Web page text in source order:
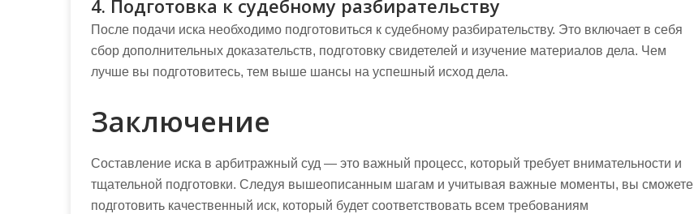
4. Подготовка к судебному разбирательству
После подачи иска необходимо подготовиться к судебному разбирательству. Это включает в себя
сбор дополнительных доказательств, подготовку свидетелей и изучение материалов дела. Чем
лучше вы подготовитесь, тем выше шансы на успешный исход дела.
Заключение
Составление иска в арбитражный суд — это важный процесс, который требует внимательности и
тщательной подготовки. Следуя вышеописанным шагам и учитывая важные моменты, вы сможете
подготовить качественный иск, который будет соответствовать всем требованиям